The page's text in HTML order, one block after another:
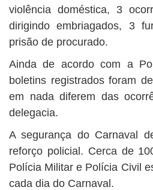
violência doméstica, 3
dirigindo embriagados, 3
prisão de procurado.
Ainda de acordo com a
boletins registrados foram
em nada diferem das
delegacia.
A segurança do Carnaval
reforço policial. Cerca de
Polícia Militar e Polícia Civil
cada dia do Carnaval.